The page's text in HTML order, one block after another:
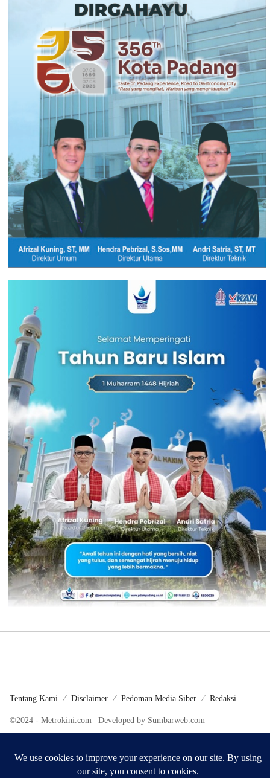
Tentang Kami Disclaimer Pedoman Media Siber Redaksi
©2024 - Metrokini.com | Developed by Sumbarweb.com